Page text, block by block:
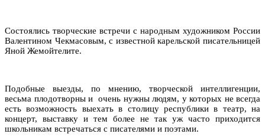
Состоялись творческие встречи с народным художником России
Валентином Чекмасовым, с известной карельской писательницей
Яной Жемойтелите.
Подобные выезды, по мнению, творческой интеллигенции,
весьма плодотворны и очень нужны людям, у которых не всегда
есть возможность выехать в столицу республики в театр, на
концерт, выставку и тем более не так уж часто приходится
школьникам встречаться с писателями и поэтами.